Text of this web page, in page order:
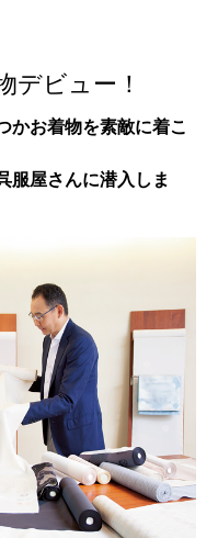
デビュー！
かお着物を素敵に着こ
服屋さんに潜入しま